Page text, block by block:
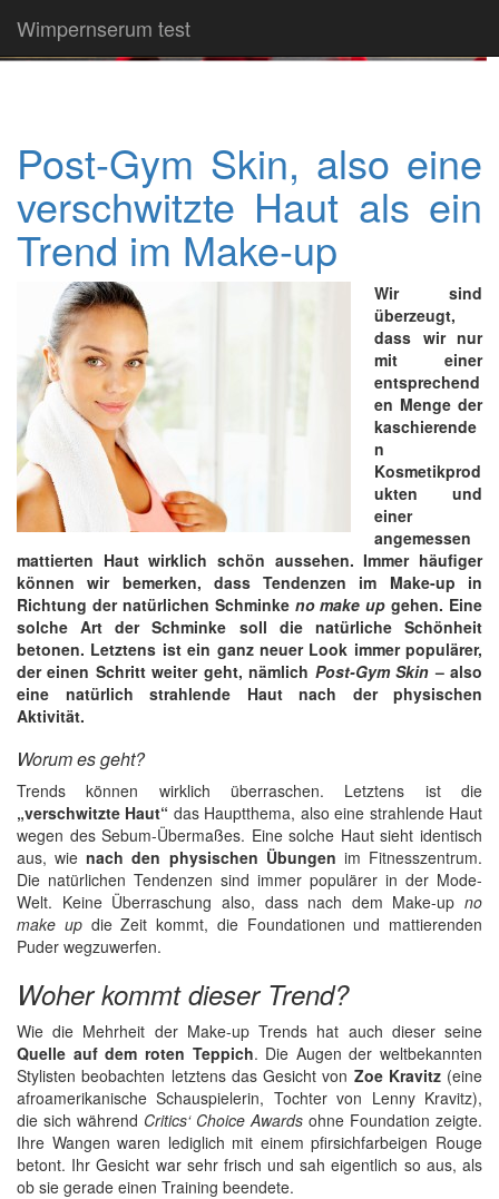
Wimpernserum test
Post-Gym Skin, also eine
verschwitzte Haut als ein
Trend im Make-up
Wir sind
überzeugt,
dass wir nur
mit einer
entsprechend
en Menge der
kaschierende
n
Kosmetikprod
ukten und
einer
angemessen
mattierten Haut wirklich schön aussehen. Immer häufiger
können wir bemerken, dass Tendenzen im Make-up in
Richtung der natürlichen Schminke no make up gehen. Eine
solche Art der Schminke soll die natürliche Schönheit
betonen. Letztens ist ein ganz neuer Look immer populärer,
der einen Schritt weiter geht, nämlich Post-Gym Skin – also
eine natürlich strahlende Haut nach der physischen
Aktivität.
Worum es geht?
Trends können wirklich überraschen. Letztens ist die
„verschwitzte Haut“ das Hauptthema, also eine strahlende Haut
wegen des Sebum-Übermaßes. Eine solche Haut sieht identisch
aus, wienach den physischen Übungen im Fitnesszentrum.
Die natürlichen Tendenzen sind immer populärer in der Mode-
Welt. Keine Überraschung also, dass nach dem Make-up no
make updie Zeit kommt, die Foundationen und mattierenden
Puder wegzuwerfen.
Woher kommt dieser Trend?
Wie die Mehrheit der Make-up Trends hat auch dieser seine
Quelle auf dem roten Teppich. Die Augen der weltbekannten
Stylisten beobachten letztens das Gesicht von Zoe Kravitz(eine
afroamerikanische Schauspielerin, Tochter von Lenny Kravitz),
die sich während Critics‘ Choice Awards ohne Foundation zeigte.
Ihre Wangen waren lediglich mit einem pfirsichfarbeigen Rouge
betont. Ihr Gesicht war sehr frisch und sah eigentlich so aus, als
ob sie gerade einen Training beendete.